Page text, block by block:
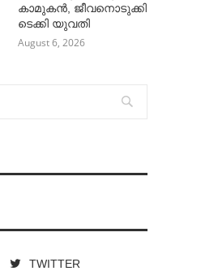
കാമുകൻ, ജീവനൊടുക്കി
ടെക്കി യുവതി
August 6, 2026
TWITTER